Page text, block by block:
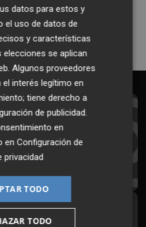
suscribirme
al Boletín
hora en tu email
suscribirme!
en redes
datos para estos y
el uso de datos de
y características
elecciones se aplican
Algunos proveedores
el interés legítimo en
tiene derecho a
de publicidad.
en
enConfiguración de
privacidad
TODO
TODO